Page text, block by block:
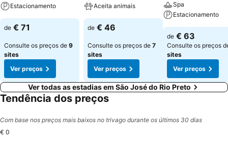
Estacionamento
de € 71
Consulte os preços de 9
sites
Ver preços
Aceita animais
de € 46
Consulte os preços de 7
sites
Ver preços
Spa
Estacionamento
de € 63
Consulte os preços
sites
Ver preços
Ver todas as estadias em São José do Rio Preto
Tendência dos preços
Com base nos preços mais baixos no trivago durante os últimos 30 dias
€ 0